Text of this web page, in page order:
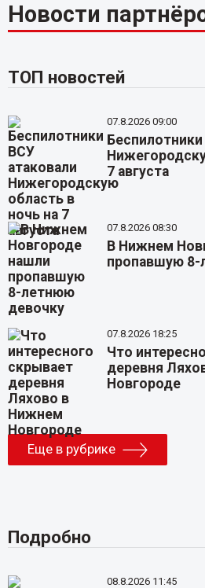
Новости
ТОП новостей
07.8.2026 09:00
7 августа
07.8.2026 08:30
В Нижнем
пропавшую
07.8.2026 18:25
Что
деревня
Новгороде
Еще в рубрике
Подробно
08.8.2026 11:45